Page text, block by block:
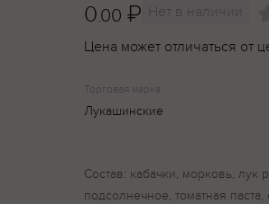
0.00 ₽ Нет в наличии
Цена может отличаться от
Торговая марка
Лукашинские
Состав: кабачки, морковь, лук
подсолнечное, томатная паста,